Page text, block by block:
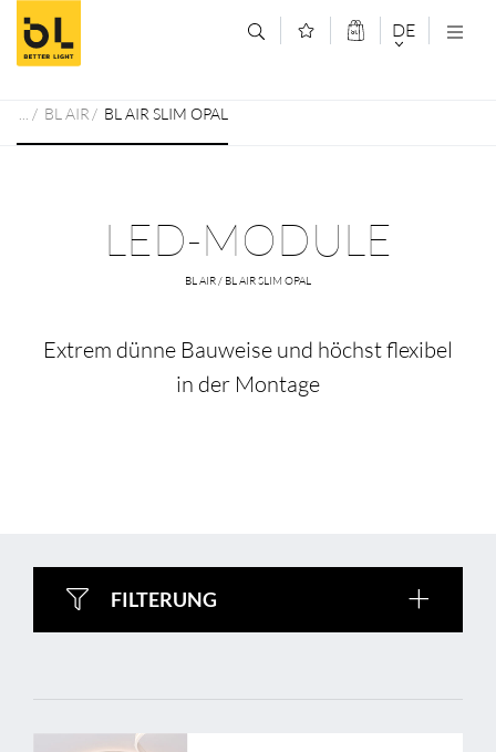
Zum Inhalt springen (Alt+0)
Zum Hauptmenü springen (Alt+1) DE
BL AIR BL AIR SLIM OPAL
LED-MODULE
BL AIR / BL AIR SLIM OPAL
Extrem dünne Bauweise und höchst flexibel
in der Montage
FILTERUNG